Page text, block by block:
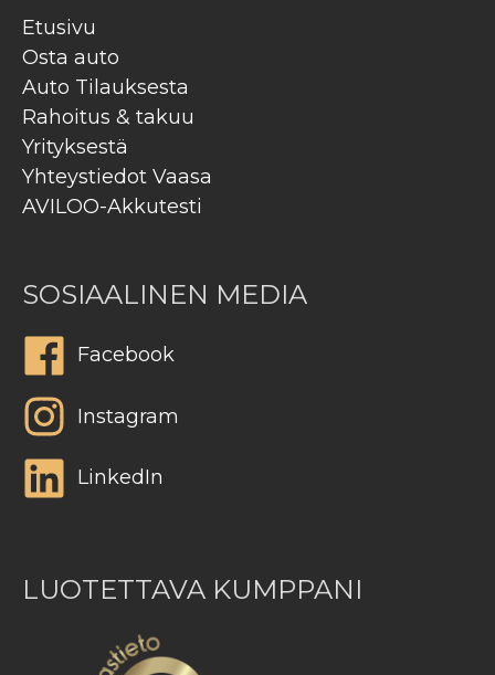
Etusivu
Osta auto
Auto Tilauksesta
Rahoitus & takuu
Yrityksestä
Yhteystiedot Vaasa
AVILOO-Akkutesti
SOSIAALINEN MEDIA
Facebook
Instagram
LinkedIn
LUOTETTAVA KUMPPANI